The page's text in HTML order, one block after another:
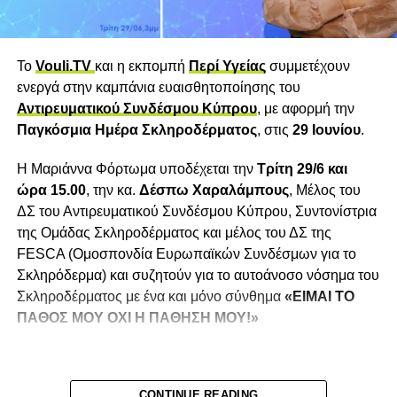
“διαίρει και βασίλευε” δεν ήταν μόνο αποτυχημένη, αλλά
και σκόπιμα διαβρωτική.
κατάφωρη παραβίαση των ανθρωπίνων δικαιωμάτων και
του Συντάγματος. Ποτέ άλλοτε στην πρόσφατη ιστορία δεν
επιβλήθηκε με τέτοιο τρόπο στους πολίτες μια ιατρική
πράξη, υπό την απειλή κυρώσεων ή κοινωνικού
χρησιμοποιήθηκε ως κάλυμμα για έναν πρωτοφανή
αυταρχισμό.
Η δικαιολογία της
“δημόσιας ασφάλειας”
χρησιμοποιήθηκε ως
Το Vouli.TV και η εκπομπή Περί Υγείαςσυμμετέχουν
ενεργά στην καμπάνια ευαισθητοποίησης του
Αντιρευματικού Συνδέσμου Κύπρου, με αφορμή την
Παγκόσμια Ημέρα Σκληροδέρματος, στις 29 Ιουνίου.
Η Μαριάννα Φόρτωμα υποδέχεται τηνΤρίτη 29/6 και
ώρα 15.00, την κα. Δέσπω Χαραλάμπους, Μέλος του
ΔΣ του Αντιρευματικού Συνδέσμου Κύπρου, Συντονίστρια
της Ομάδας Σκληροδέρματος και μέλος του ΔΣ της
FESCA (Ομοσπονδία Ευρωπαϊκών Συνδέσμων για το
Σκληρόδερμα) και συζητούν για το αυτοάνοσο νόσημα του
Σκληροδέρματος με ένα και μόνο σύνθημα«ΕΙΜΑΙ ΤΟ
ΠΑΘΟΣ ΜΟΥ ΟΧΙ Η ΠΑΘΗΣΗ ΜΟΥ!»